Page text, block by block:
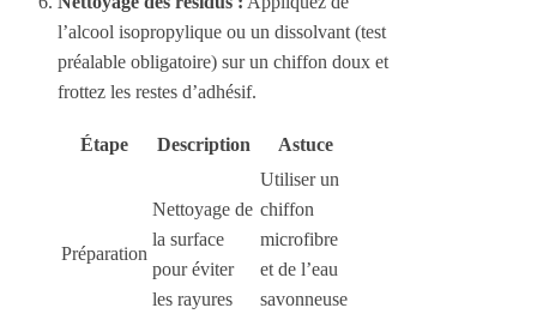
l’alcool isopropylique ou un dissolvant (test
préalable obligatoire) sur un chiffon doux et
frottez les restes d’adhésif.
Étape Description Astuce
Préparation
Nettoyage de
la surface
pour éviter
les rayures
Utiliser un
chiffon
microfibre
et de l’eau
savonneuse